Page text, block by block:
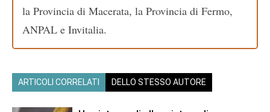
la Provincia di Macerata, la Provincia di Fermo,
ANPAL e Invitalia.
ARTICOLI CORRELATI DELLO STESSO AUTORE